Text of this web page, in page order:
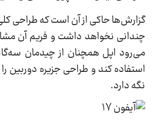
چندانی نخواهد داشت و فریم آن
می‌رود اپل همچنان از چیدمان
استفاده کند و طراحی جزیره دوربین
نگه دارد.